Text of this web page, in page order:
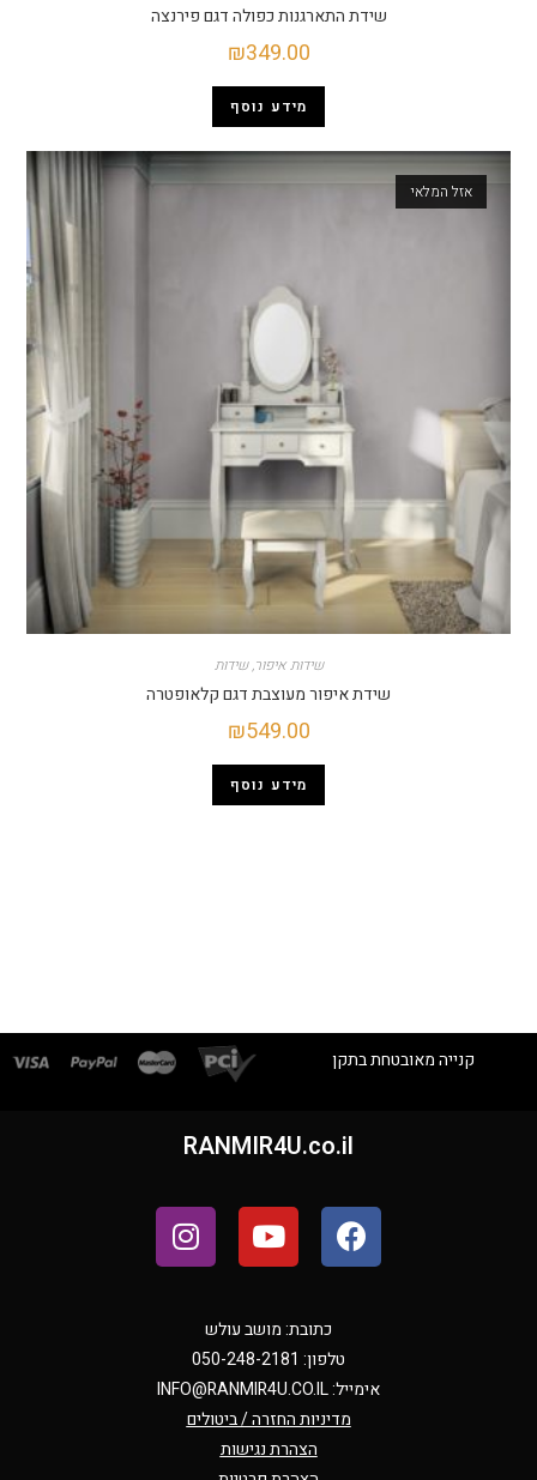
שידת התארגנות כפולה דגם פירנצה
₪349.00
מידע נוסף
אזל המלאי
שידות איפור,שידות
שידת איפור מעוצבת דגם קלאופטרה
₪549.00
מידע נוסף
קנייה מאובטחת בתקן
RANMIR4U.co.il
כתובת: מושב עולש
טלפון: 050-248-2181
אימייל:INFO@RANMIR4U.CO.IL
מדיניות החזרה / ביטולים
הצהרת נגישות